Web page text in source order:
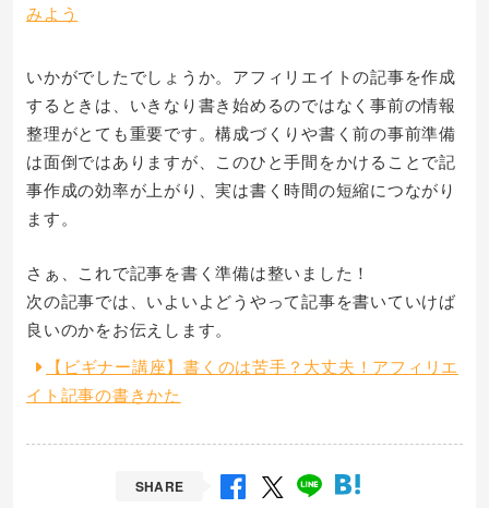
みよう
いかがでしたでしょうか。アフィリエイトの記事を作成
するときは、いきなり書き始めるのではなく事前の情報
整理がとても重要です。構成づくりや書く前の事前準備
は面倒ではありますが、このひと手間をかけることで記
事作成の効率が上がり、実は書く時間の短縮につながり
ます。
さぁ、これで記事を書く準備は整いました！
次の記事では、いよいよどうやって記事を書いていけば
良いのかをお伝えします。
【ビギナー講座】書くのは苦手？大丈夫！アフィリエ
イト記事の書きかた
SHARE